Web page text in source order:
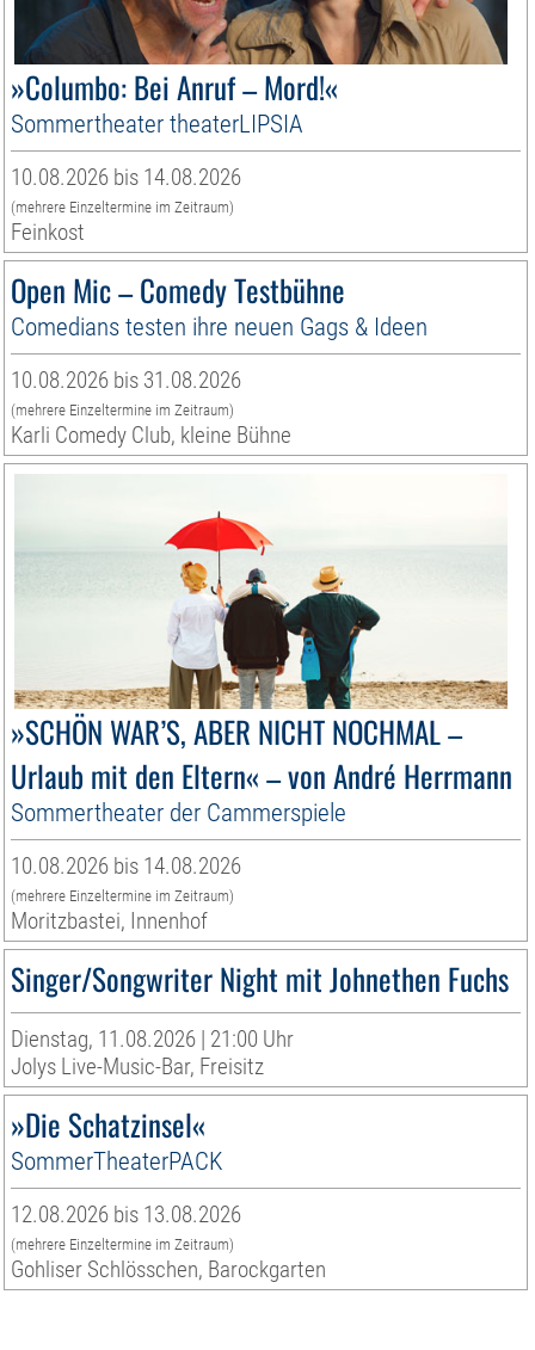
»Columbo: Bei Anruf – Mord!«
Sommertheater theaterLIPSIA
10.08.2026 bis 14.08.2026
(mehrere Einzeltermine im Zeitraum)
Feinkost
Open Mic – Comedy Testbühne
Comedians testen ihre neuen Gags & Ideen
10.08.2026 bis 31.08.2026
(mehrere Einzeltermine im Zeitraum)
Karli Comedy Club, kleine Bühne
»SCHÖN WAR’S, ABER NICHT NOCHMAL –
Urlaub mit den Eltern« – von André Herrmann
Sommertheater der Cammerspiele
10.08.2026 bis 14.08.2026
(mehrere Einzeltermine im Zeitraum)
Moritzbastei, Innenhof
Singer/Songwriter Night mit Johnethen Fuchs
Dienstag, 11.08.2026 | 21:00 Uhr
Jolys Live-Music-Bar, Freisitz
»Die Schatzinsel«
SommerTheaterPACK
12.08.2026 bis 13.08.2026
(mehrere Einzeltermine im Zeitraum)
Gohliser Schlösschen, Barockgarten